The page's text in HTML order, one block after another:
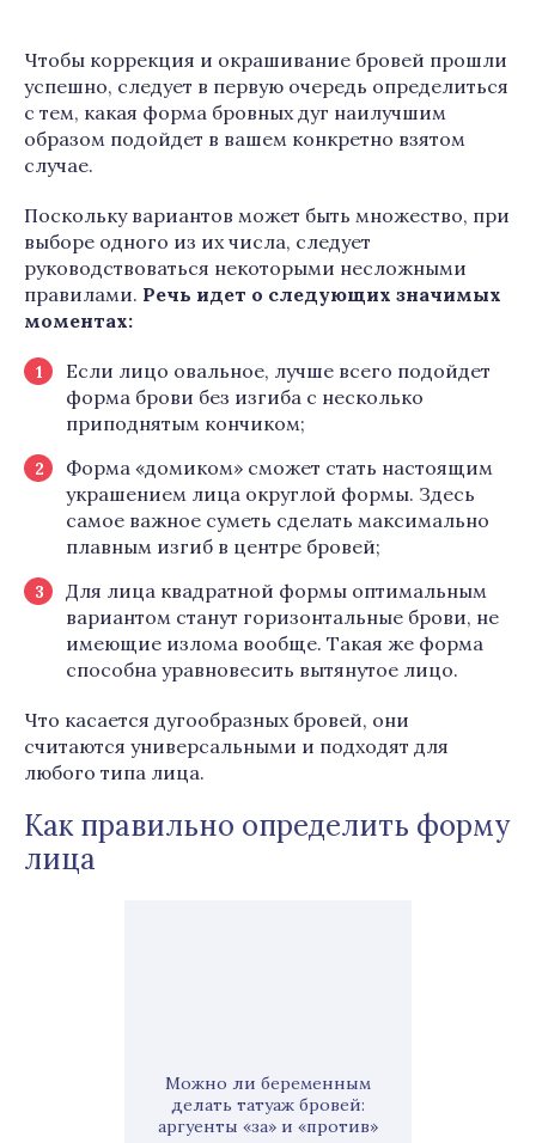
Чтобы коррекция и окрашивание бровей прошли
успешно, следует в первую очередь определиться
с тем, какая форма бровных дуг наилучшим
образом подойдет в вашем конкретно взятом
случае.
Поскольку вариантов может быть множество, при
выборе одного из их числа, следует
руководствоваться некоторыми несложными
правилами. Речь идет о следующих значимых
моментах:
Если лицо овальное, лучше всего подойдет
форма брови без изгиба с несколько
приподнятым кончиком;
Форма «домиком» сможет стать настоящим
украшением лица округлой формы. Здесь
самое важное суметь сделать максимально
плавным изгиб в центре бровей;
Для лица квадратной формы оптимальным
вариантом станут горизонтальные брови, не
имеющие излома вообще. Такая же форма
способна уравновесить вытянутое лицо.
Что касается дугообразных бровей, они
считаются универсальными и подходят для
любого типа лица.
Как правильно определить форму
лица
Можно ли беременным
делать татуаж бровей:
аргуенты «за» и «против»